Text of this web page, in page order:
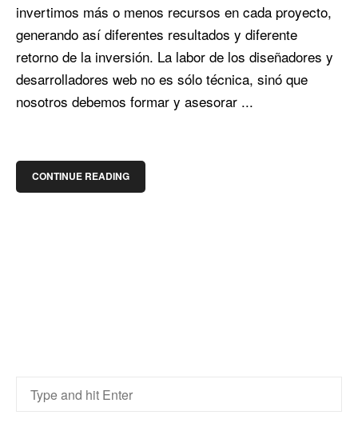
invertimos más o menos recursos en cada proyecto,
generando así diferentes resultados y diferente
retorno de la inversión. La labor de los diseñadores y
desarrolladores web no es sólo técnica, sinó que
nosotros debemos formar y asesorar ...
CONTINUE READING